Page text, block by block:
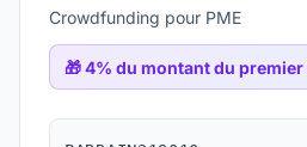
Crowdfunding pour PME
🎁4% du montant du